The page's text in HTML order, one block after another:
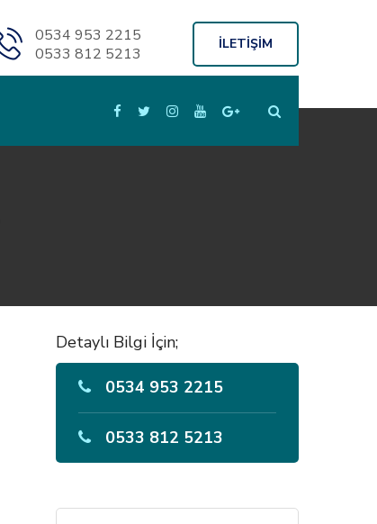
0534 953 2215
0533 812 5213
İLETİŞİM
Detaylı Bilgi İçin;
0534 953 2215
0533 812 5213